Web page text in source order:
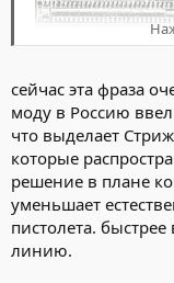
сейчас эта фраза
моду в Россию
что выделает
которые
решение в плане
уменьшает
пистолета.
линию.